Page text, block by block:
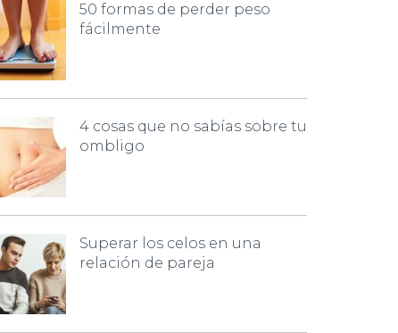
50 formas de perder peso
fácilmente
4 cosas que no sabías sobre tu
ombligo
Superar los celos en una
relación de pareja